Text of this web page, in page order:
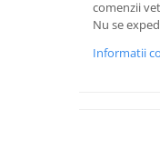
comenzii
Nu se
Informatii